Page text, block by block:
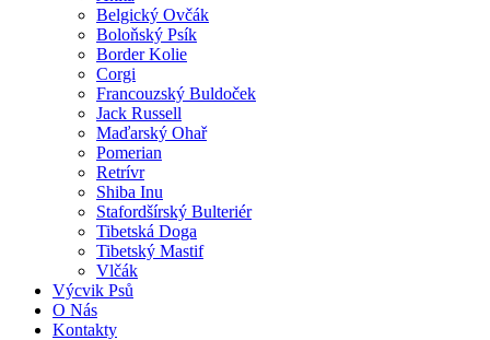
Belgický Ovčák
Boloňský Psík
Border Kolie
Corgi
Francouzský Buldoček
Jack Russell
Maďarský Ohař
Pomerian
Retrívr
Shiba Inu
Stafordšírský Bulteriér
Tibetská Doga
Tibetský Mastif
Vlčák
Výcvik Psů
O Nás
Kontakty